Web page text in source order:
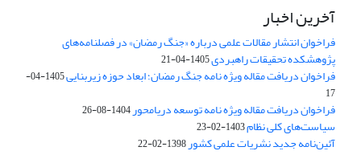
آخرین اخبار
فراخوان انتشار مقالات علمی درباره «جنگ رمضان» در فصلنامه‌های
پژوهشکده تحقیقات راهبردی1405-04-21
فراخوان دریافت مقاله ویژه نامه جنگ رمضان؛ ابعاد حوزه زیربنایی
1405-04-
17
فراخوان دریافت مقاله ویژه نامه توسعه دریامحور1404-08-26
سیاست‌های کلی نظام1403-02-23
آئین‌نامه جدید نشریات علمی کشور1398-02-22